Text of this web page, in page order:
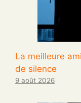
La meilleure
de silence
9 août 2026